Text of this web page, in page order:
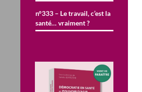
n°333 – Le travail, c’est la
santé… vraiment ?